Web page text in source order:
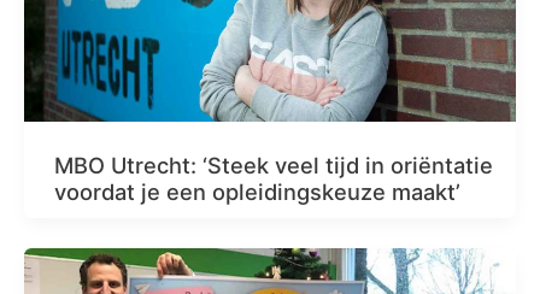
MBO Utrecht: ‘Steek veel tijd in oriëntatie
voordat je een opleidingskeuze maakt’